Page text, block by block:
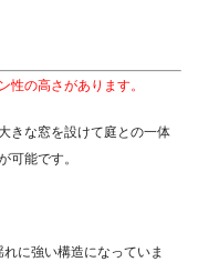
性の高さがあります。
きな窓を設けて庭との一体
可能です。
に強い構造になっていま